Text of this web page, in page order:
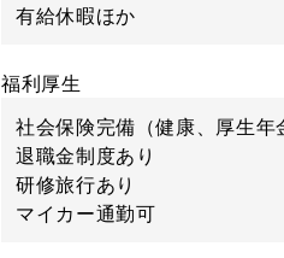
有給休暇ほか
福利厚生
社会保険完備（健康、厚生年
退職金制度あり
研修旅行あり
マイカー通勤可